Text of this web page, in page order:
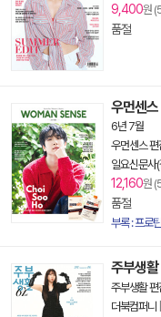
9,400원
품절
우먼센
6년 7월
우먼센스 편
일요신문사
12,160원
품절
부록 : 프로
주부생
주부생활 편
더북컴퍼니